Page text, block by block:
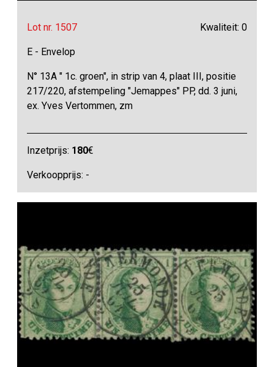
Lot nr. 1507 Kwaliteit: 0
E - Envelop
N° 13A " 1c. groen", in strip van 4, plaat III, positie
217/220, afstempeling "Jemappes" PP, dd. 3 juni,
ex. Yves Vertommen, zm
Inzetprijs: 180€
Verkoopprijs: -